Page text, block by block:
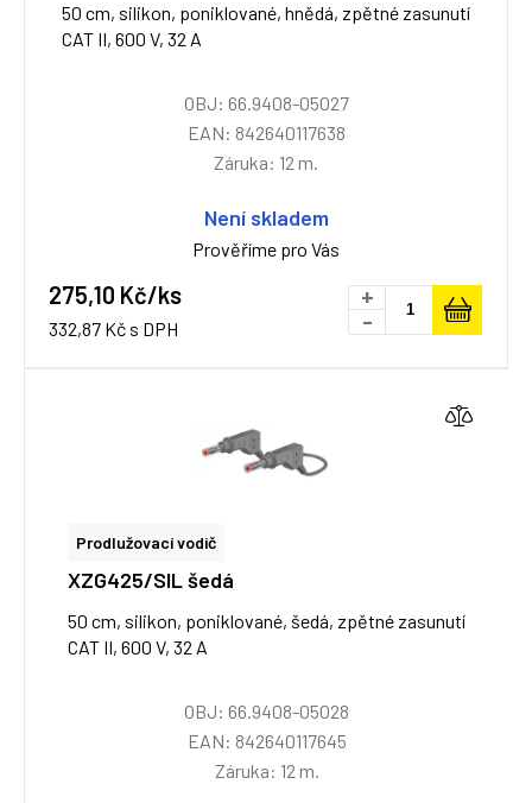
50 cm, silikon, poniklované, hnědá, zpětné zasunutí
CAT II, 600 V, 32 A
OBJ: 66.9408-05027
EAN: 842640117638
Záruka: 12 m.
Není skladem
Prověříme pro Vás
275,10 Kč/ks
332,87 Kč s DPH
+
-
Prodlužovací vodič
XZG425/SIL šedá
50 cm, silikon, poniklované, šedá, zpětné zasunutí
CAT II, 600 V, 32 A
OBJ: 66.9408-05028
EAN: 842640117645
Záruka: 12 m.